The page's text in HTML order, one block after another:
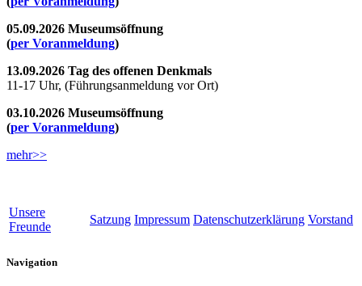
05.09.2026 Museumsöffnung
(per Voranmeldung)
13.09.2026 Tag des offenen Denkmals
11-17 Uhr, (Führungsanmeldung vor Ort)
03.10.2026 Museumsöffnung
(per Voranmeldung)
mehr>>
Unsere
Freunde
Satzung Impressum Datenschutzerklärung Vorstand
Navigation